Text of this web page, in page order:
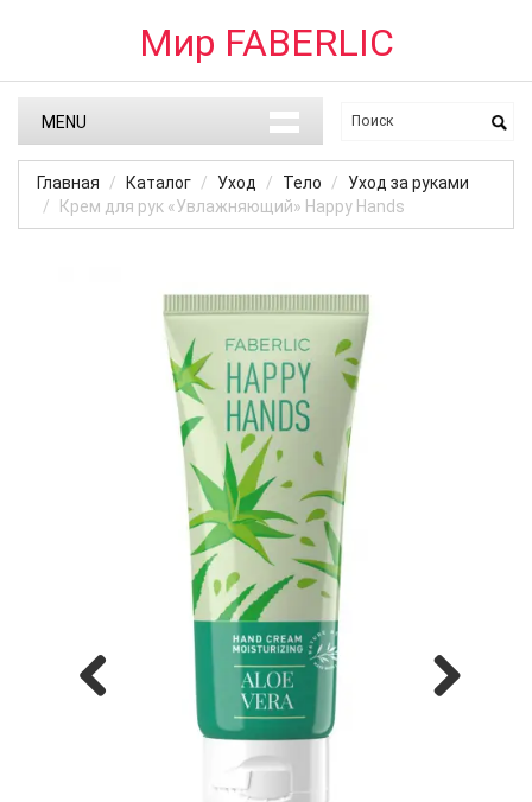
Мир FABERLIC
MENU
Главная Каталог Уход Тело
Уход за руками
Крем для рук «Увлажняющий» Happy Hands